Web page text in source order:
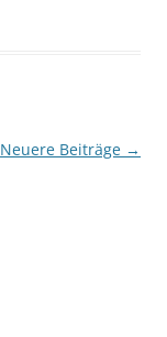
Neuere Beiträge →